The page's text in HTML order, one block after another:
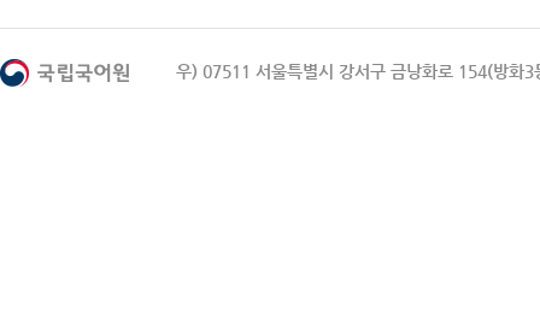
우) 07511 서울특별시 강서구 금낭화로 154(방화3